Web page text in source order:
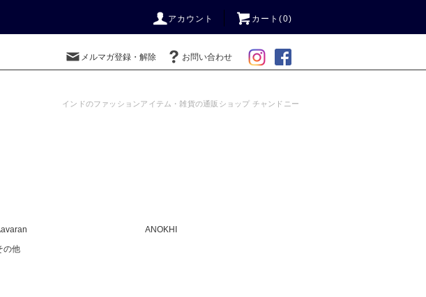
アカウント カート(0)
メルマガ登録・解除 お問い合わせ
インドのファッションアイテム・雑貨の通販ショップ チャンドニー
ANOKHI
の他